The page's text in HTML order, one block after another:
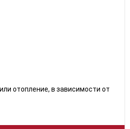
отопление, в зависимости от